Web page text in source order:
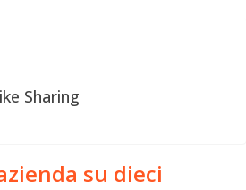
Sharing
su dieci